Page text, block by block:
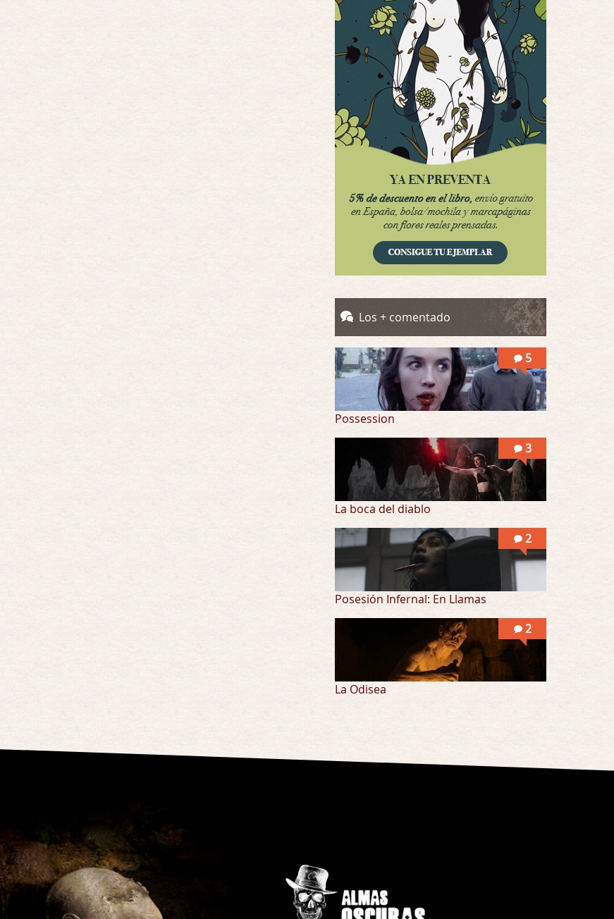
Por encima de tu cadáver
Por: Luar
Interesante cuando avanza, le falta algo d …
Possession
Se llama la posesión en castellano, está …
Obsession
Por: Mariano
Obsession
Por: Chica Stark
Possession
Llevo toda una vida para verla y nunca lo …
Posesión Infernal: En Llamas
Por: Skalope
Los + comentado
5
Possession
3
La boca del diablo
2
Posesión Infernal: En Llamas
2
La Odisea